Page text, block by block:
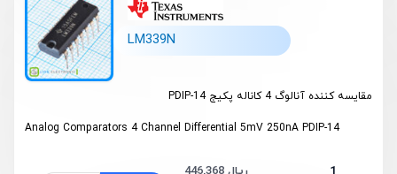
LM339N
مقایسه کننده آنالوگ 4 کاناله پکیج PDIP-14
Analog Comparators 4 Channel Differential 5mV 250nA PDIP-14